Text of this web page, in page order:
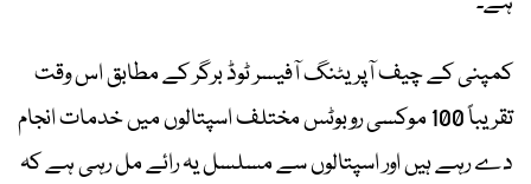
کمپنی کے چیف آپریٹنگ آفیسر ٹوڈ برگر کے مطابق اس وقت
تقریباً 100 موکسی روبوٹس مختلف اسپتالوں میں خدمات انجام
دے رہے ہیں اور اسپتالوں سے مسلسل یہ رائے مل رہی ہے کہ